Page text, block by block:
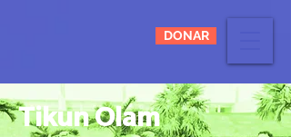
DONAR
Tikun Olam